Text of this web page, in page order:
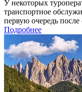
У некоторых
транспортное
первую очередь
Подробнее